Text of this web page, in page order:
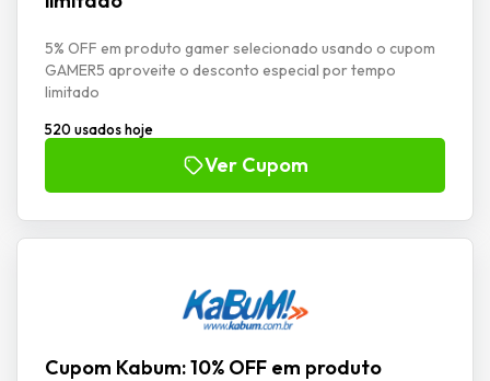
5% OFF em produto gamer selecionado usando o cupom
GAMER5 aproveite o desconto especial por tempo
limitado
520 usados hoje
Ver Cupom
Cupom Kabum: 10% OFF em produto